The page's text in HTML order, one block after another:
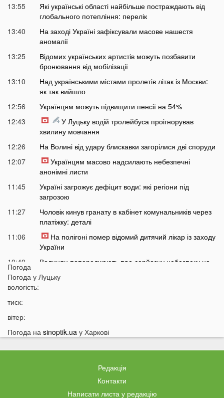
13:55
Які українські області найбільше постраждають від
глобального потепління: перелік
13:40
На заході Україні зафіксували масове нашестя
аномалії
13:25
Відомих українських артистів можуть позбавити
бронювання від мобілізації
13:10
Над українськими містами пролетів літак із Москви:
як так вийшло
12:56
Українцям можуть підвищити пенсії на 54%
12:43
У Луцьку водій тролейбуса проігнорував
хвилину мовчання
12:26
На Волині від удару блискавки загорілися дві споруди
12:07
Українцям масово надсилають небезпечні
анонімні листи
11:45
Україні загрожує дефіцит води: які регіони під
загрозою
11:27
Чоловік кинув гранату в кабінет комунальників через
платіжку: деталі
11:06
На полігоні помер відомий дитячий лікар із заходу
України
10:40
Волинян попереджають про серйозну небезпеку на
10:15
На Луцьк насувається гроза
Біля Луцька негода наробила біди: волиняни
публікують наслідки у мережі
Погода
Погода у Луцьку
вологість:
тиск:
вітер:
Погода на sinoptik.ua у Харкові
Редакція
Контакти
Написати листа у редакцію